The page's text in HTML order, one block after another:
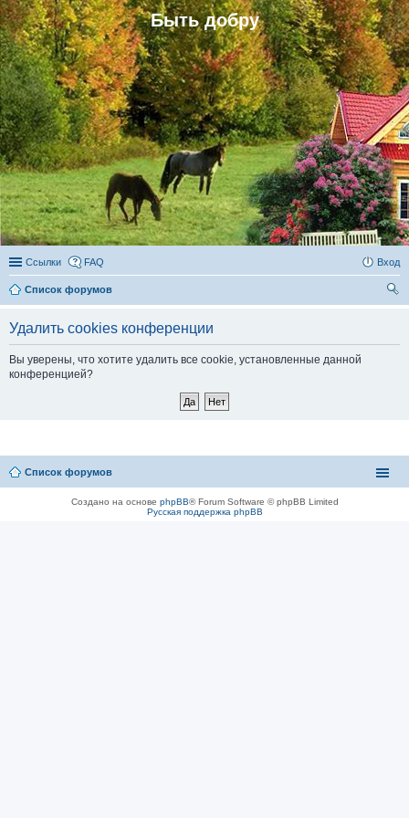
Быть добру
Ссылки FAQ Вход
Список форумов
Удалить cookies конференции
Вы уверены, что хотите удалить все cookie, установленные данной
конференцией?
Список форумов
Создано на основе phpBB® Forum Software © phpBB Limited
Русская поддержка phpBB